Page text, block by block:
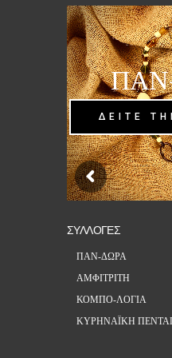
ΔΕΙΤΕ
ΣΥΛΛΟΓΕΣ
ΠΑΝ-ΔΩΡΑ
ΑΜΦΙΤΡΙΤΗ
ΚΟΜΠΟ-ΛΟΓΙΑ
ΚΥΡΗΝΑΪΚΗ